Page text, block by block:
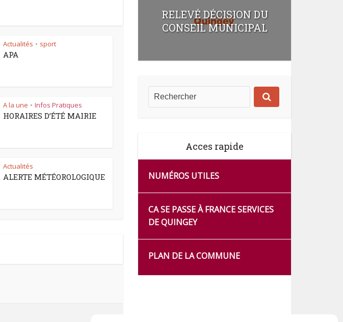
Actualités • sport
APA
A la une • Infos Pratiques
HORAIRES D’ÉTÉ MAIRIE
Actualités
ALERTE MÉTÉOROLOGIQUE
RELEVÉ DÉCISION DU
CONSEIL MUNICIPAL
Acces rapide
NUMÉROS UTILES
CA SE PASSE À FRANCE SERVICES
DE QUINGEY
PLAN DE LA COMMUNE